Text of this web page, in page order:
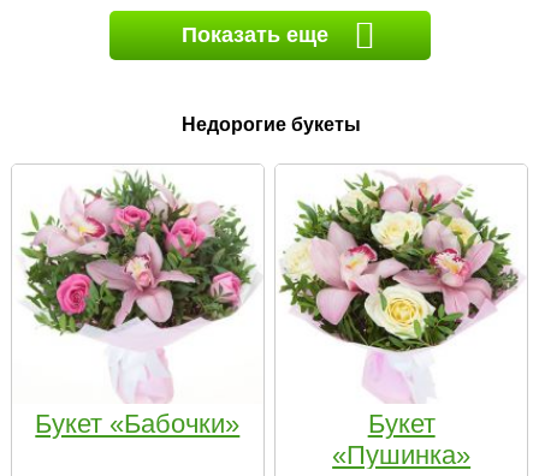
Показать еще
Недорогие букеты
Букет «Бабочки»
Букет
«Пушинка»